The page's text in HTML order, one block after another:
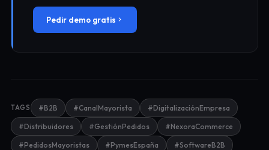
Pedir demo gratis
TAGS #B2B #CanalMayorista #DigitalizaciónEmpresa
#Distribuidores #GestiónPedidos #NexoraCommerce
#PedidosMayoristas #PymesEspaña #SoftwareB2B